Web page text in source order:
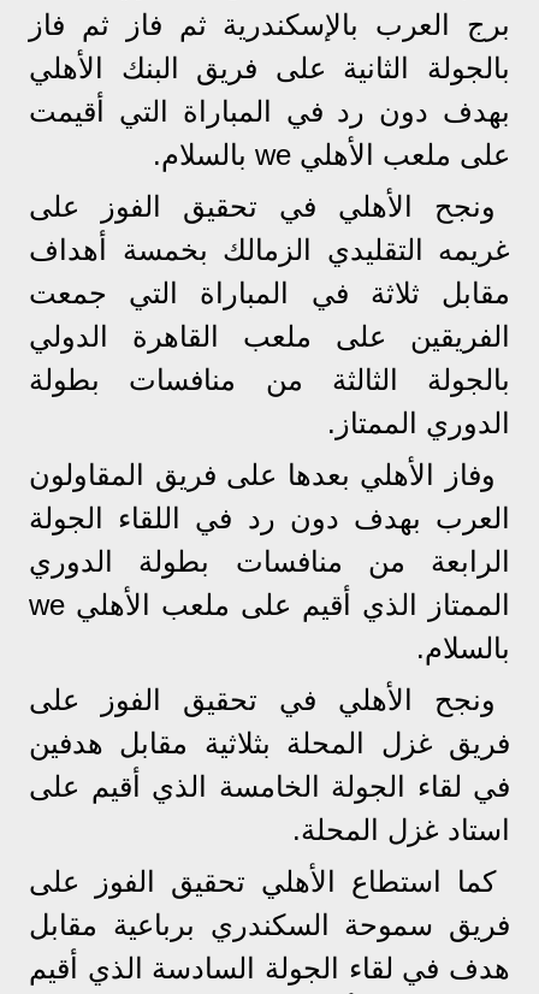
برج العرب بالإسكندرية ثم فاز ثم فاز
بالجولة الثانية على فريق البنك الأهلي
بهدف دون رد في المباراة التي أقيمت
على ملعب الأهلي we بالسلام.
ونجح الأهلي في تحقيق الفوز على
غريمه التقليدي الزمالك بخمسة أهداف
مقابل ثلاثة في المباراة التي جمعت
الفريقين على ملعب القاهرة الدولي
بالجولة الثالثة من منافسات بطولة
الدوري الممتاز.
وفاز الأهلي بعدها على فريق المقاولون
العرب بهدف دون رد في اللقاء الجولة
الرابعة من منافسات بطولة الدوري
الممتاز الذي أقيم على ملعب الأهلي we
بالسلام.
ونجح الأهلي في تحقيق الفوز على
فريق غزل المحلة بثلاثية مقابل هدفين
في لقاء الجولة الخامسة الذي أقيم على
استاد غزل المحلة.
كما استطاع الأهلي تحقيق الفوز على
فريق سموحة السكندري برباعية مقابل
هدف في لقاء الجولة السادسة الذي أقيم